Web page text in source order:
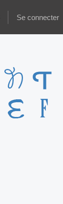
Se connecter